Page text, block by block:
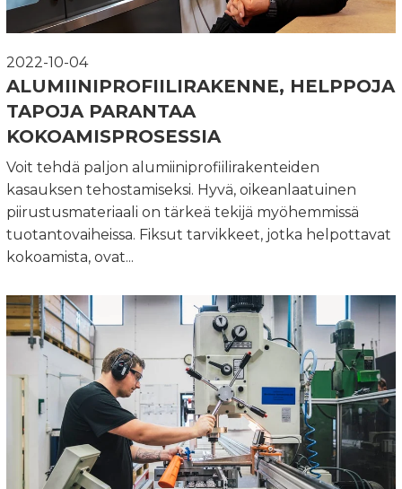
2022-10-04
ALUMIINIPROFIILIRAKENNE, HELPPOJA
TAPOJA PARANTAA
KOKOAMISPROSESSIA
Voit tehdä paljon alumiiniprofiilirakenteiden
kasauksen tehostamiseksi. Hyvä, oikeanlaatuinen
piirustusmateriaali on tärkeä tekijä myöhemmissä
tuotantovaiheissa. Fiksut tarvikkeet, jotka helpottavat
kokoamista, ovat...